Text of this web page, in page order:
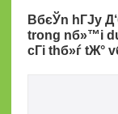
BбєЎn hГЈy
trong nб»™i
cГі thб»ѓ tЖ°